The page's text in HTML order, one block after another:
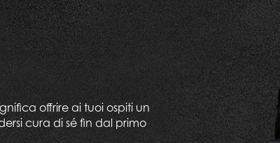
offrire ai tuoi ospiti un
cura di sé fin dal primo